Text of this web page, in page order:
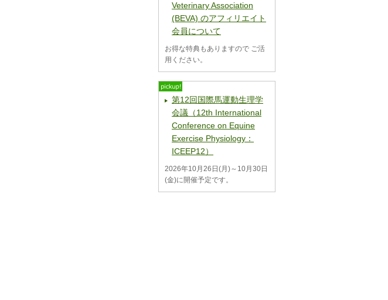
Veterinary Association
(BEVA) のアフィリエイト
会員について
お得な特典もありますので ご活
用ください。
第12回国際馬運動生理学
会議（12th International
Conference on Equine
Exercise Physiology：
ICEEP12）
2026年10月26日(月)～10月30日
(金)に開催予定です。